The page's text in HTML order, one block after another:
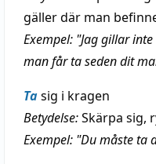
gäller där man
Exempel: "Jag gillar
man får ta seden dit
Tasig i kragen
Betydelse:Skärpa sig,
Exempel: "Du måste ta